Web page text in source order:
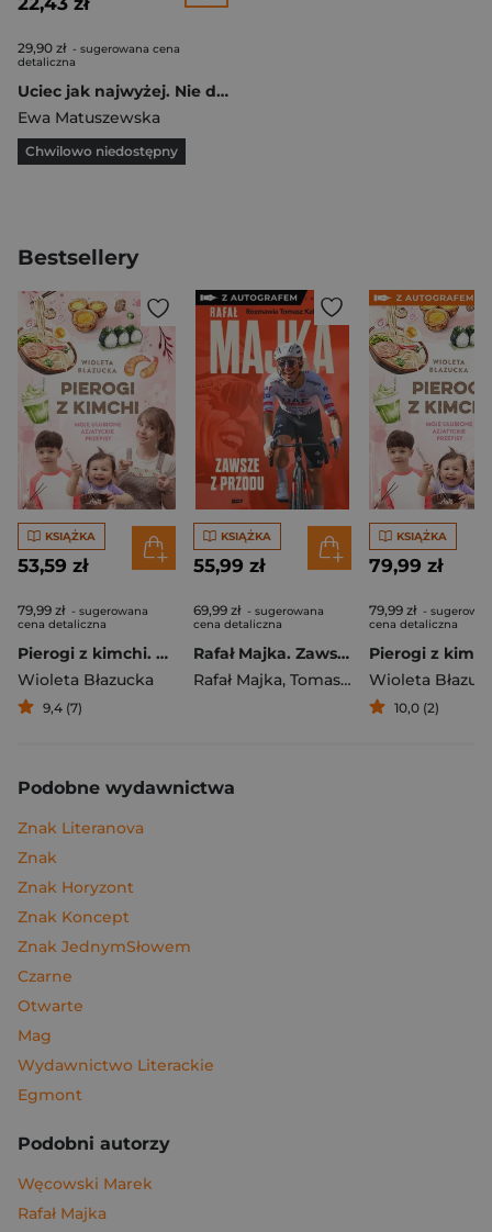
29,90 zł - sugerowana cena
detaliczna
Uciec jak najwyżej. Nie dokończone życie Wandy Rutkiewicz
Ewa Matuszewska
Chwilowo niedostępny
Bestsellery
KSIĄŻKA
53,59 zł
79,99 zł - sugerowana
cena detaliczna
Pierogi z kimchi. Moje ulubione azjatyckie przepisy
Wioleta Błazucka
9,4 (7)
KSIĄŻKA
55,99 zł
69,99 zł - sugerowana
cena detaliczna
Rafał Majka. Zawsze z przodu. Rozmawia Tomasz Kalemba - książka z autografem
Rafał Majka, Tomasz Kalemba
KSIĄŻKA
79,99 zł
79,99 zł -
cena detaliczna
Wioleta
10,0 (2)
Podobne wydawnictwa
Znak Literanova
Znak
Znak Horyzont
Znak Koncept
Znak JednymSłowem
Czarne
Otwarte
Mag
Wydawnictwo Literackie
Egmont
Podobni autorzy
Węcowski Marek
Rafał Majka